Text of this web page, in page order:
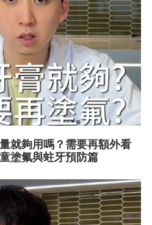
就夠用嗎？需要再額外看
塗氟與蛀牙預防篇